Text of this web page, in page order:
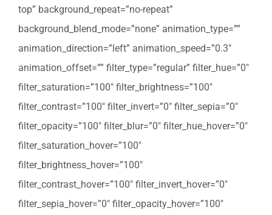
top” background_repeat=”no-repeat”
background_blend_mode=”none” animation_type=””
animation_direction=”left” animation_speed=”0.3″
animation_offset=”” filter_type=”regular” filter_hue=”0″
filter_saturation=”100″ filter_brightness=”100″
filter_contrast=”100″ filter_invert=”0″ filter_sepia=”0″
filter_opacity=”100″ filter_blur=”0″ filter_hue_hover=”0″
filter_saturation_hover=”100″
filter_brightness_hover=”100″
filter_contrast_hover=”100″ filter_invert_hover=”0″
filter_sepia_hover=”0″ filter_opacity_hover=”100″